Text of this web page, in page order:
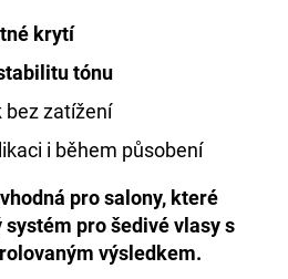
krytí
tónu
bez zatížení
i během působení
vhodná pro salony, které
pro šedivé vlasy s
výsledkem.